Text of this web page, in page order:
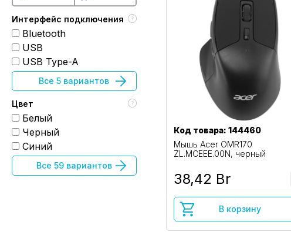
Интерфейс подключения
Bluetooth
USB
USB Type-A
Все 5 вариантов
Цвет
Белый
Черный
Синий
Все 59 вариантов
Код товара: 144460
Мышь Acer OMR170
ZL.MCEEE.00N, черный
38,42 Br
В корзину